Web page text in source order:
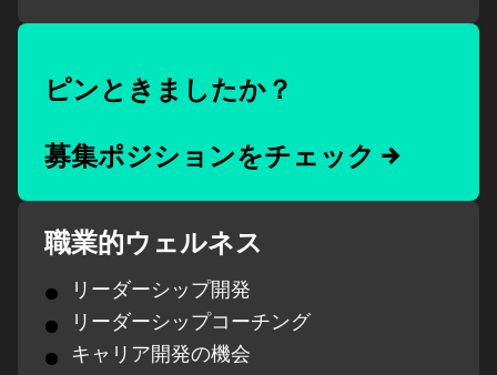
ピンときましたか？
募集ポジションをチェック →
職業的ウェルネス
リーダーシップ開発
リーダーシップコーチング
キャリア開発の機会